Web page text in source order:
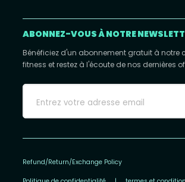
ABONNEZ-VOUS À NOTRE
Bénéficiez d'un abonnement gratuit à notre
fitness et restez à l'écoute de nos dernières
Refund/Return/Exchange Policy